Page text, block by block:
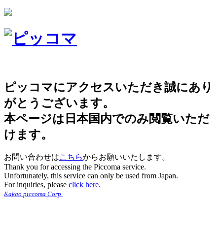
ピッコマにアクセスいただき誠にあり
がとうございます。
本ページは日本国内でのみ閲覧いただ
けます。
お問い合わせはこちらからお願いいたします。
Thank you for accessing the Piccoma service.
Unfortunately, this service can only be used from Japan.
For inquiries, please click here.
Kakao piccoma Corp.